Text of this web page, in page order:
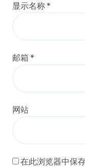
显示名称 *
邮箱 *
网站
在此浏览器中保